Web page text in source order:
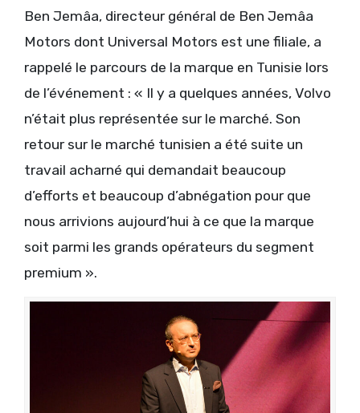
Ben Jemâa, directeur général de Ben Jemâa
Motors dont Universal Motors est une filiale, a
rappelé le parcours de la marque en Tunisie lors
de l’événement : « Il y a quelques années, Volvo
n’était plus représentée sur le marché. Son
retour sur le marché tunisien a été suite un
travail acharné qui demandait beaucoup
d’efforts et beaucoup d’abnégation pour que
nous arrivions aujourd’hui à ce que la marque
soit parmi les grands opérateurs du segment
premium ».